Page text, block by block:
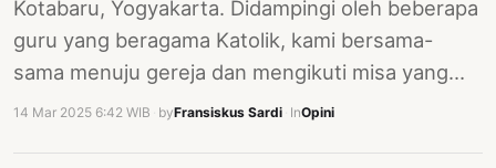
Kotabaru, Yogyakarta. Didampingi oleh beberapa
guru yang beragama Katolik, kami bersama-
sama menuju gereja dan mengikuti misa yang…
14 Mar 2025 6:42 WIB byFransiskus Sardi InOpini